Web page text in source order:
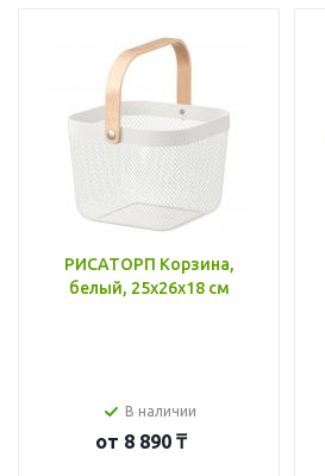
РИСАТОРП Корзина,
белый, 25x26x18 см
В наличии
от 8 890 ₸